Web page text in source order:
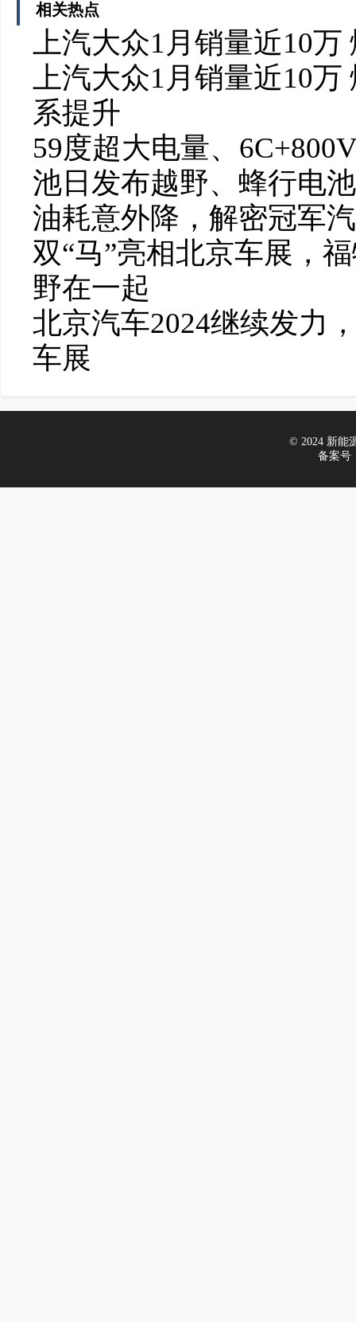
相关热点
上汽大众1月销量近10
上汽大众1月销量近10
系提升
59度超大电量、
池日发布越野、蜂行电
油耗意外降，解密冠军
双“马”亮相北京车展，
野在一起
北京汽车2024继续发力
车展
© 2024 新能
备案号